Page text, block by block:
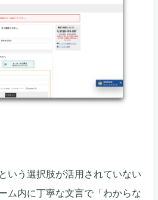
いう選択肢が活用されていない
ム内に丁寧な文言で「わからな